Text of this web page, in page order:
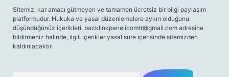
Sitemiz, kar amacı gütmeyen ve tamamen ücretsiz bir bilgi paylaşım
platformudur. Hukuka ve yasal düzenlemelere aykırı olduğunu
düşündüğünüz içerikleri, backlinkpanelicomtr@gmail.com adresine
bildirmeniz halinde, ilgili içerikler yasal süre içerisinde sitemizden
kaldırılacaktır.